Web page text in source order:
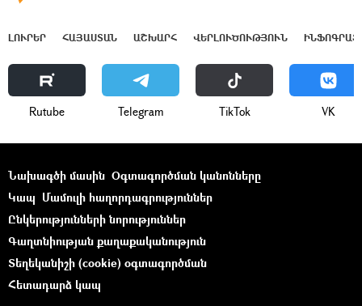
ԼՈՒՐԵՐ ՀԱՅԱՍՏԱՆ ԱՇԽԱՐՀ ՎԵՐԼՈՒԾՈՒԹՅՈՒՆ
Rutube Telegram ТikТоk VK
Նախագծի մասին Օգտագործման կանոնները
Կապ Մամուլի հաղորդագրություններ
Ընկերությունների նորություններ
Գաղտնիության քաղաքականություն
Տեղեկանիշի (cookie) օգտագործման
Հետադարձ կապ